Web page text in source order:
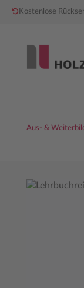
Kostenlose
Aus- &
Bildergalerie